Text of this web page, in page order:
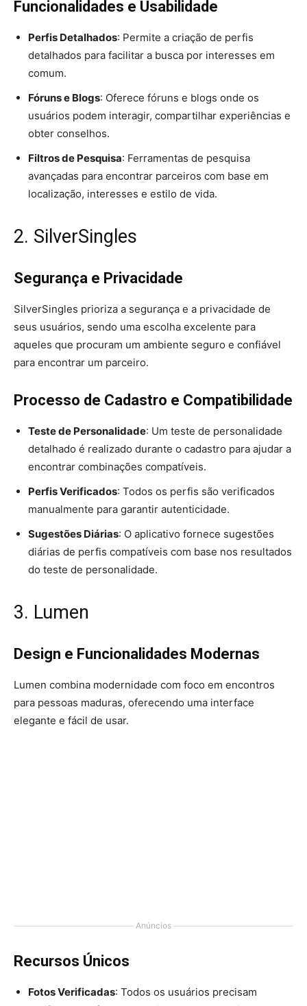
Funcionalidades e Usabilidade
Perfis Detalhados: Permite a criação de perfis
detalhados para facilitar a busca por interesses em
comum.
Fóruns e Blogs: Oferece fóruns e blogs onde os
usuários podem interagir, compartilhar experiências e
obter conselhos.
Filtros de Pesquisa: Ferramentas de pesquisa
avançadas para encontrar parceiros com base em
localização, interesses e estilo de vida.
2. SilverSingles
Segurança e Privacidade
SilverSingles prioriza a segurança e a privacidade de
seus usuários, sendo uma escolha excelente para
aqueles que procuram um ambiente seguro e confiável
para encontrar um parceiro.
Processo de Cadastro e Compatibilidade
Teste de Personalidade: Um teste de personalidade
detalhado é realizado durante o cadastro para ajudar a
encontrar combinações compatíveis.
Perfis Verificados: Todos os perfis são verificados
manualmente para garantir autenticidade.
Sugestões Diárias: O aplicativo fornece sugestões
diárias de perfis compatíveis com base nos resultados
do teste de personalidade.
3. Lumen
Design e Funcionalidades Modernas
Lumen combina modernidade com foco em encontros
para pessoas maduras, oferecendo uma interface
elegante e fácil de usar.
Anúncios
Recursos Únicos
Fotos Verificadas: Todos os usuários precisam